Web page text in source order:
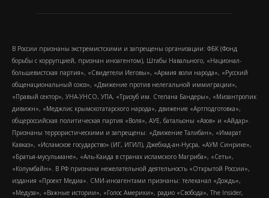
В России признаны экстремистскими и запрещены организации: ФБК (Фонд
борьбы с коррупцией, признан иноагентом), Штабы Навального, «Национал-
большевистская партия», «Свидетели Иеговы», «Армия воли народа», «Русский
общенациональный союз», «Движение против нелегальной иммиграции»,
«Правый сектор», УНА-УНСО, УПА, «Тризуб им. Степана Бандеры», «Мизантропик
дивижн», «Меджлис крымскотатарского народа», движение «Артподготовка»,
общероссийская политическая партия «Воля», АУЕ, батальоны «Азов» и «Айдар».
Признаны террористическими и запрещены: «Движение Талибан», «Имарат
Кавказ», «Исламское государство» (ИГ, ИГИЛ), Джебхад-ан-Нусра, «АУМ Синрике»,
«Братья-мусульмане», «Аль-Каида в странах исламского Магриба», «Сеть»,
«Колумбайн». В РФ признана нежелательной деятельность «Открытой России»,
издания «Проект Медиа». СМИ-иноагентами признаны: телеканал «Дождь»,
«Медуза», «Важные истории», «Голос Америки», радио «Свобода», The Insider,